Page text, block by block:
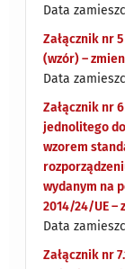
Data
Załącznik nr
(wzór) –
Data
Załącznik nr
jednolitego
wzorem
wydanym na
2014/24/UE –
Data
Załącznik nr